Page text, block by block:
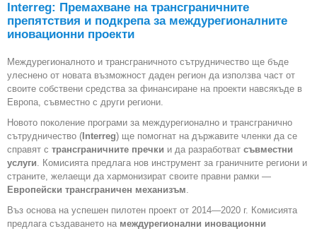
Interreg: Премахване на трансграничните
препятствия и подкрепа за междурегионалните
иновационни проекти
Междурегионалното и трансграничното сътрудничество ще бъде
улеснено от новата възможност даден регион да използва част от
своите собствени средства за финансиране на проекти навсякъде в
Европа, съвместно с други региони.
Новото поколение програми за междурегионално и трансгранично
сътрудничество ( Interreg) ще помогнат на държавите членки да се
справят с трансграничните пречки и да разработват съвместни
услуги. Комисията предлага нов инструмент за граничните региони и
страните, желаещи да хармонизират своите правни рамки —
Европейски трансграничен механизъм.
Въз основа на успешен пилотен проект от 2014—2020 г. Комисията
предлага създаването на междурегионални иновационни